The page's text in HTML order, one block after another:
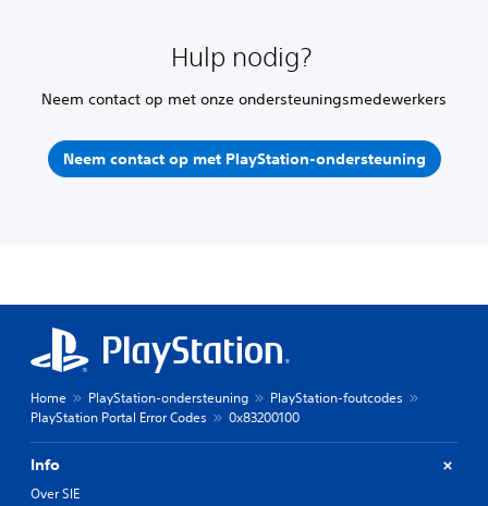
Hulp nodig?
Neem contact op met onze ondersteuningsmedewerkers
Neem contact op met PlayStation-ondersteuning
Home PlayStation-ondersteuning
PlayStation-foutcodes
PlayStation Portal Error Codes
0x83200100
Info
Over SIE